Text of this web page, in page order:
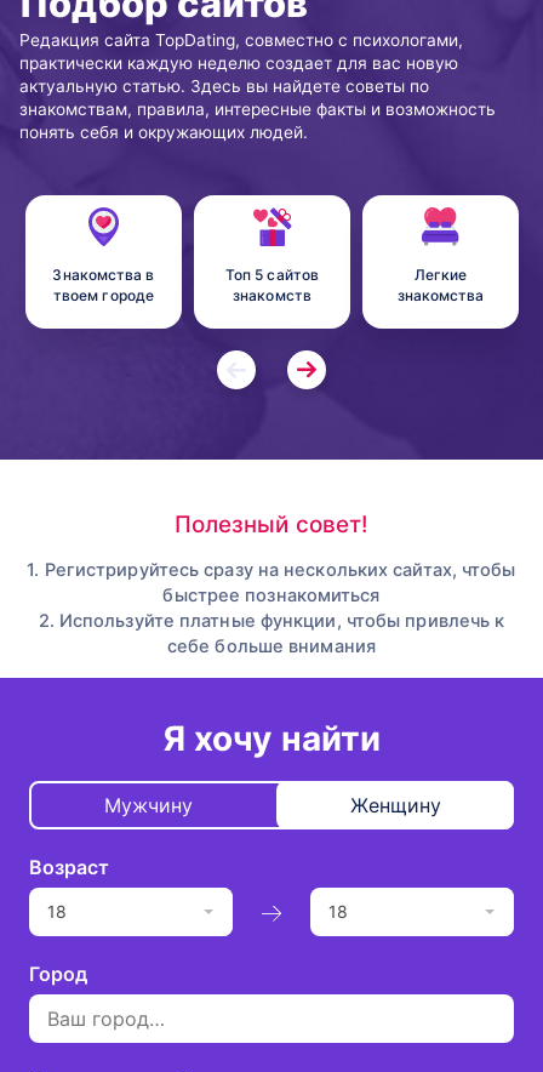
Редакция сайта TopDating, совместно с психологами,
практически каждую неделю создает для вас новую
актуальную статью. Здесь вы найдете советы по
знакомствам, правила, интересные факты и возможность
понять себя и окружающих людей.
Знакомства в
твоем городе
Топ 5 сайтов
знакомств
Легкие
знакомства
Полезный совет!
1. Регистрируйтесь сразу на нескольких сайтах, чтобы
быстрее познакомиться
2. Используйте платные функции, чтобы привлечь к
себе больше внимания
Я хочу найти
Мужчину Женщину
Возраст
18 18
Город